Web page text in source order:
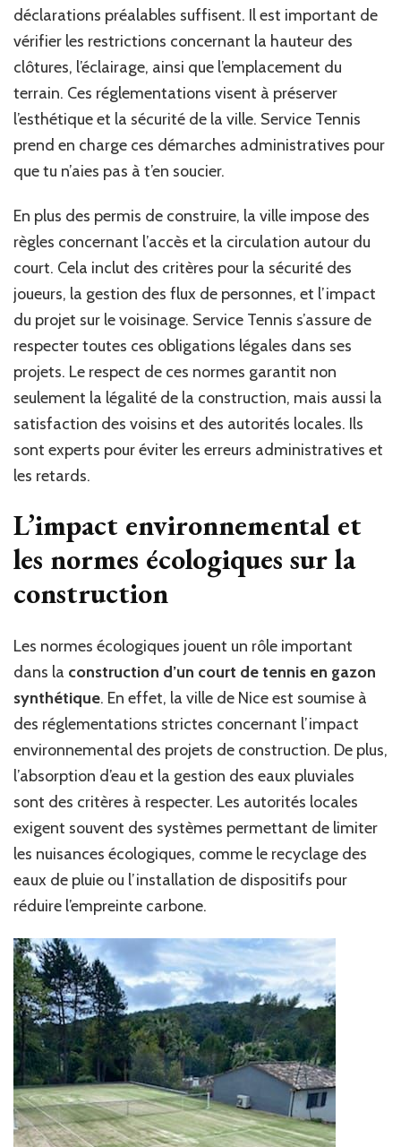
déclarations préalables suffisent. Il est important de
vérifier les restrictions concernant la hauteur des
clôtures, l’éclairage, ainsi que l’emplacement du
terrain. Ces réglementations visent à préserver
l’esthétique et la sécurité de la ville. Service Tennis
prend en charge ces démarches administratives pour
que tu n’aies pas à t’en soucier.
En plus des permis de construire, la ville impose des
règles concernant l’accès et la circulation autour du
court. Cela inclut des critères pour la sécurité des
joueurs, la gestion des flux de personnes, et l’impact
du projet sur le voisinage. Service Tennis s’assure de
respecter toutes ces obligations légales dans ses
projets. Le respect de ces normes garantit non
seulement la légalité de la construction, mais aussi la
satisfaction des voisins et des autorités locales. Ils
sont experts pour éviter les erreurs administratives et
les retards.
L’impact environnemental et
les normes écologiques sur la
construction
Les normes écologiques jouent un rôle important
dans la construction d’un court de tennis en gazon
synthétique. En effet, la ville de Nice est soumise à
des réglementations strictes concernant l’impact
environnemental des projets de construction. De plus,
l’absorption d’eau et la gestion des eaux pluviales
sont des critères à respecter. Les autorités locales
exigent souvent des systèmes permettant de limiter
les nuisances écologiques, comme le recyclage des
eaux de pluie ou l’installation de dispositifs pour
réduire l’empreinte carbone.